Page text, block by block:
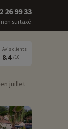
26 99 33
surtaxé
Avis clients
8.4 /10
juillet